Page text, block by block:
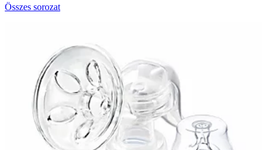
Összes sorozat